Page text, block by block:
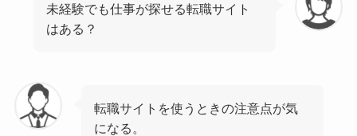
未経験でも仕事が探せる転職サイト
はある？
転職サイトを使うときの注意点が気
になる。